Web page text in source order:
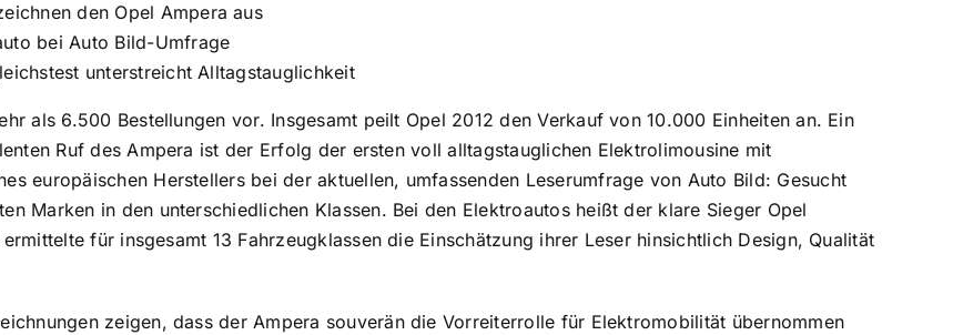
den Opel Ampera aus
bei Auto Bild-Umfrage
unterstreicht Alltagstauglichkeit
als 6.500 Bestellungen vor. Insgesamt peilt Opel 2012 den Verkauf von 10.000 Einheiten an. Ein
Ruf des Ampera ist der Erfolg der ersten voll alltagstauglichen Elektrolimousine mit
europäischen Herstellers bei der aktuellen, umfassenden Leserumfrage von Auto Bild: Gesucht
Marken in den unterschiedlichen Klassen. Bei den Elektroautos heißt der klare Sieger Opel
für insgesamt 13 Fahrzeugklassen die Einschätzung ihrer Leser hinsichtlich Design, Qualität
zeigen, dass der Ampera souverän die Vorreiterrolle für Elektromobilität übernommen